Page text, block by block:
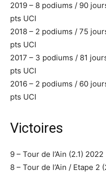
2019 – 8 podiums / 90
pts UCI
2018 – 2 podiums / 75
pts UCI
2017 – 3 podiums / 81
pts UCI
2016 – 2 podiums / 60
pts UCI
Victoires
9 – Tour de l’Ain (2.1) 2022
8 – Tour de l’Ain / Etape 2